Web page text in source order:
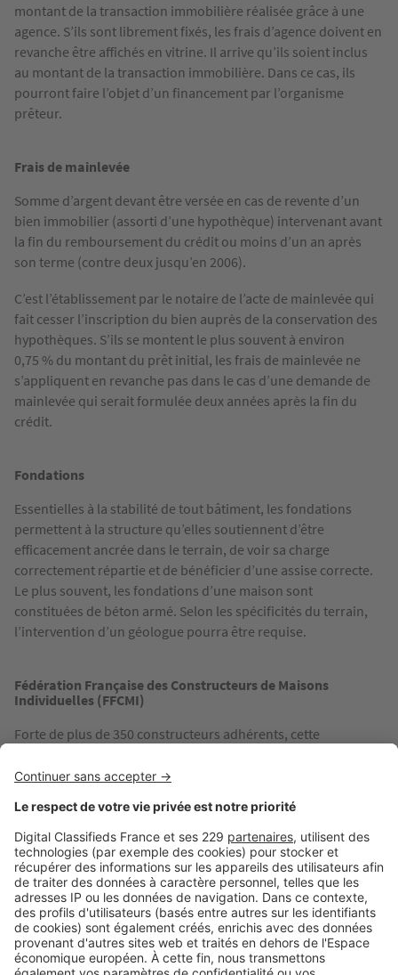
montant de la transaction immobilière réalisée grâce à une
agence. S’ils sont librement fixés, les frais d’agence doivent en
revanche être affichés en vitrine. Il arrive qu’ils soient inclus
au montant de la transaction immobilière. Dans ce cas, ils
pourront faire l’objet d’un financement par l’organisme
prêteur.
Frais de mainlevée
Somme d’argent devant être versée en cas de revente d’un
bien immobilier (assorti d’une hypothèque) intervenant avant
la fin du remboursement du crédit ou moins d’un an après
son terme (contre deux jusqu’en 2006).
C’est l’établissement par le notaire de l’acte de mainlevée qui
fait cesser l’inscription du bien auprès de la conservation des
hypothèques. S’ils se montent le plus souvent à environ
0,75 % du montant du prêt initial, les frais de mainlevée ne
s’appliquent en revanche pas dans le cas d’une demande de
mainlevée qui serait formulée deux années après la fin du
crédit.
Fondations
Essentielles à la stabilité de tout bâtiment, les fondations
permettent à la structure qu’elles soutiennent d’être
efficacement ancrée dans le terrain, de voir sa charge
correctement répartie et de bénéficier d’une assise correcte.
Le plus souvent, les fondations d’une maison sont
constituées de béton armé. Selon les spécificités du terrain,
l’intervention d’un géologue pourra être requise.
Fédération Française des Constructeurs de Maisons
Individuelles (FFCMI)
Forte de plus de 350 constructeurs adhérents, cette
confiance ». Gage de qualité et de sécurité, cette charte oblige
déontologie professionnelle. En cas de contrat passé avec un
adhérent à la FFCMI, les garanties (livraison, parfait
achèvement, bon fonctionnement, décennale) sont
identiques à celles prévues au contrat CCMI de la loi de 1990.
Foncière
Société dont l’objet est l’acquisition ou la construction